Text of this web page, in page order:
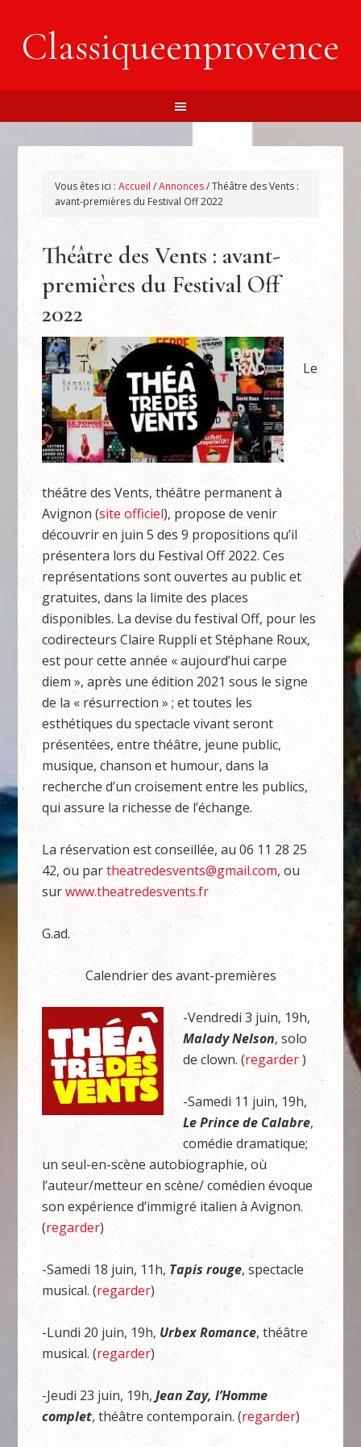
Classiqueenprovence
Vous êtes ici :Accueil /Annonces/Théâtre des Vents :
avant-premières du Festival Off 2022
Théâtre des Vents : avant-
premières du Festival Off
2022
Le
théâtre des Vents, théâtre permanent à
Avignon (site officiel), propose de venir
découvrir en juin 5 des 9 propositions qu’il
présentera lors du Festival Off 2022. Ces
représentations sont ouvertes au public et
gratuites, dans la limite des places
disponibles. La devise du festival Off, pour les
codirecteurs Claire Ruppli et Stéphane Roux,
est pour cette année « aujourd’hui carpe
diem », après une édition 2021 sous le signe
de la « résurrection » ; et toutes les
esthétiques du spectacle vivant seront
présentées, entre théâtre, jeune public,
musique, chanson et humour, dans la
recherche d’un croisement entre les publics,
qui assure la richesse de l’échange.
La réservation est conseillée, au 06 11 28 25
42, ou partheatredesvents@gmail.com, ou
surwww.theatredesvents.fr
G.ad.
Calendrier des avant-premières
-Vendredi 3 juin, 19h,
Malady Nelson, solo
de clown. (regarder)
-Samedi 11 juin, 19h,
Le Prince de Calabre,
comédie dramatique;
un seul-en-scène autobiographie, où
l’auteur/metteur en scène/ comédien évoque
son expérience d’immigré italien à Avignon.
(regarder)
-Samedi 18 juin, 11h, Tapis rouge, spectacle
musical. (regarder)
-Lundi 20 juin, 19h, Urbex Romance, théâtre
musical. (regarder)
-Jeudi 23 juin, 19h,Jean Zay, l’Homme
complet, théâtre contemporain. (regarder)